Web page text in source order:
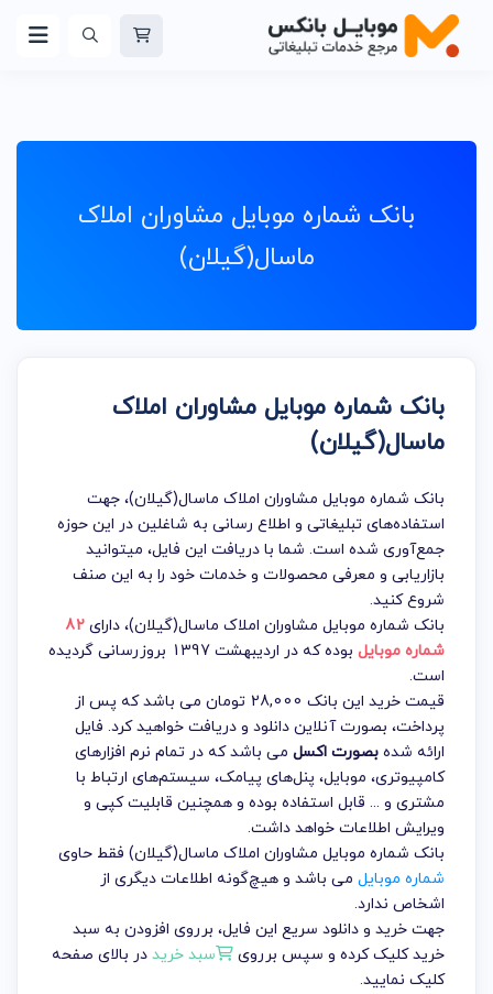
بانک شماره موبایل مشاوران املاک
ماسال(گیلان)
بانک شماره موبایل مشاوران املاک
ماسال(گیلان)
بانک شماره موبایل مشاوران املاک ماسال(گیلان)، جهت
استفاده‌های تبلیغاتی و اطلاع رسانی به شاغلین در این حوزه
جمع‌آوری شده است. شما با دریافت این فایل، میتوانید
بازاریابی و معرفی محصولات و خدمات خود را به این صنف
شروع کنید.
بانک شماره موبایل مشاوران املاک ماسال(گیلان)، دارای82
شماره موبایل
بوده که در اردیبهشت 1397 بروزرسانی گردیده
است.
قیمت خرید این بانک 28,000 تومان می باشد که پس از
پرداخت، بصورت آنلاین دانلود و دریافت خواهید کرد. فایل
ارائه شدهبصورت اکسل می باشد که در تمام نرم افزارهای
کامپیوتری، موبایل، پنل‌های پیامک، سیستم‌های ارتباط با
مشتری و ... قابل استفاده بوده و همچنین قابلیت کپی و
ویرایش اطلاعات خواهد داشت.
بانک شماره موبایل مشاوران املاک ماسال(گیلان) فقط حاوی
شماره موبایل می باشد و هیچ‌گونه اطلاعات دیگری از
اشخاص ندارد.
جهت خرید و دانلود سریع این فایل، برروی افزودن به سبد
خرید کلیک کرده و سپس برروی
سبد خریددر بالای صفحه
کلیک نمایید.